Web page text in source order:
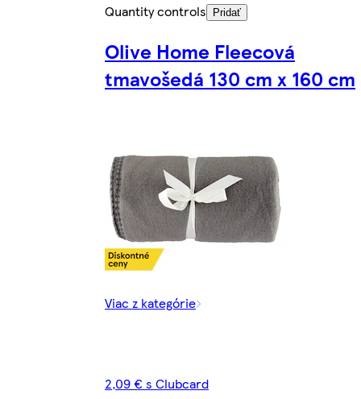
Quantity controls
Pridať
Olive Home Fleecová
tmavošedá 130 cm x 160 cm
Viac z kategórie
2,09 € s Clubcard